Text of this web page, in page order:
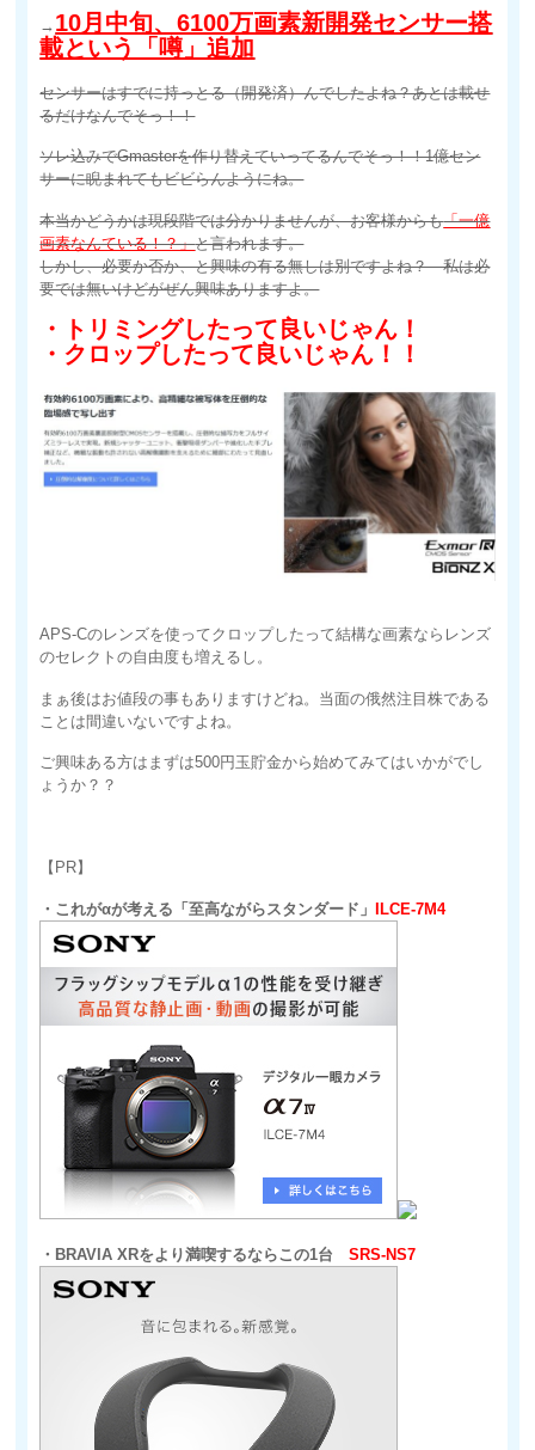
→ 10月中旬、6100万画素新開発センサー搭
載という「噂」追加
センサーはすでに持っとる（開発済）んでしたよね？あとは載せ
るだけなんでそっ！！
ソレ込みでGmasterを作り替えていってるんでそっ！！1億セン
サーに睨まれてもビビらんようにね。
本当かどうかは現段階では分かりませんが、お客様からも「一億
画素なんている！？」と言われます。
しかし、必要か否か、と興味の有る無しは別ですよね？ 私は必
要では無いけどがぜん興味ありますよ。
・トリミングしたって良いじゃん！
・クロップしたって良いじゃん！！
APS-Cのレンズを使ってクロップしたって結構な画素ならレンズ
のセレクトの自由度も増えるし。
まぁ後はお値段の事もありますけどね。当面の俄然注目株である
ことは間違いないですよね。
ご興味ある方はまずは500円玉貯金から始めてみてはいかがでし
ょうか？？
【PR】
・これがαが考える「至高ながらスタンダード」 ILCE-7M4
・BRAVIA XRをより満喫するならこの1台SRS-NS7